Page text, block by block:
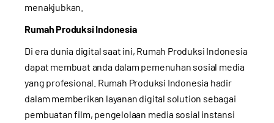
menakjubkan.
Rumah Produksi Indonesia
Di era dunia digital saat ini, Rumah Produksi Indonesia
dapat membuat anda dalam pemenuhan sosial media
yang profesional. Rumah Produksi Indonesia hadir
dalam memberikan layanan digital solution sebagai
pembuatan film, pengelolaan media sosial instansi